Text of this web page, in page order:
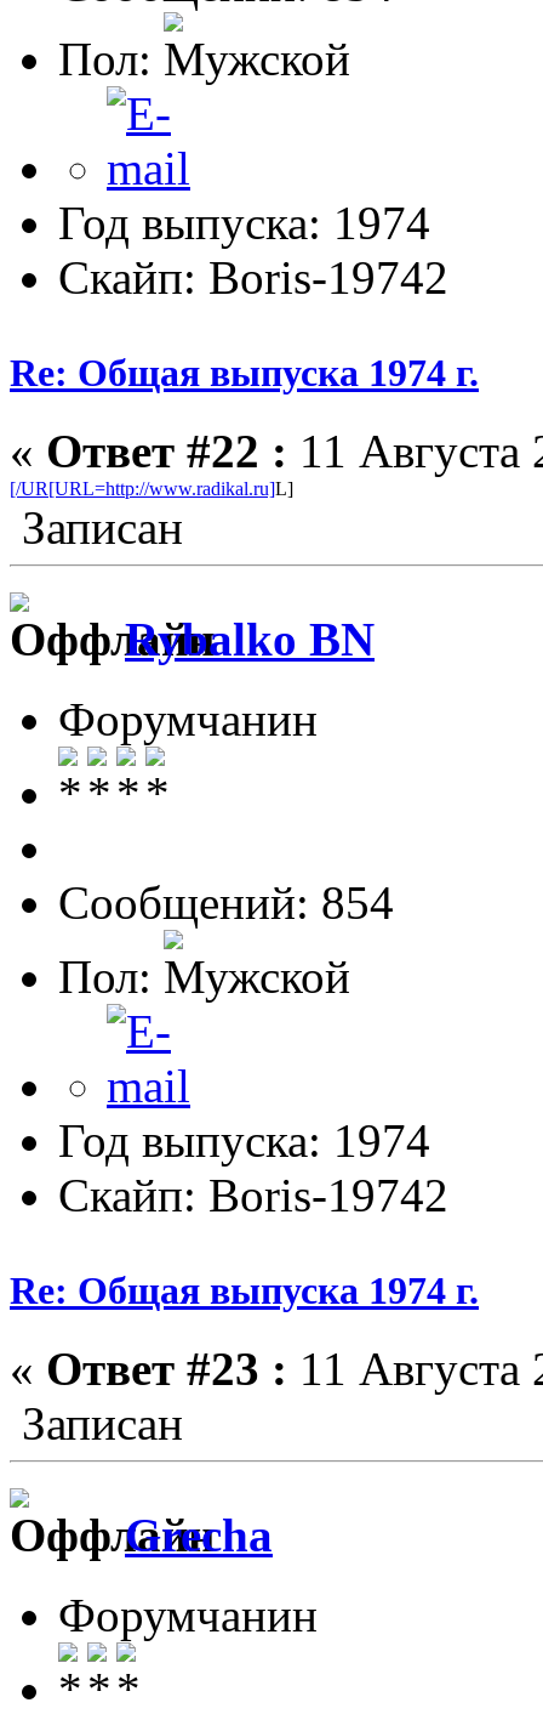
Пол:
Год выпуска: 1974
Скайп: Boris-19742
Re: Общая выпуска 1974 г.
« Ответ #22 : 11 Августа
[/UR[URL=http://www.radikal.ru]L]
Записан
Rybalko BN
Форумчанин
Сообщений: 854
Пол:
Год выпуска: 1974
Скайп: Boris-19742
Re: Общая выпуска 1974 г.
« Ответ #23 : 11 Августа
Записан
Grecha
Форумчанин